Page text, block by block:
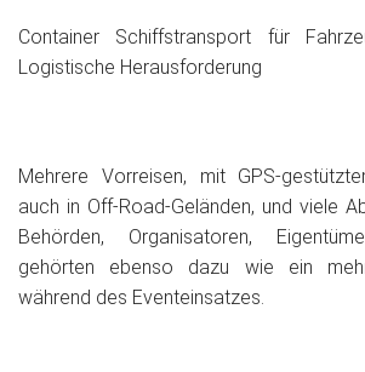
Images : ep Bildergalerien
Ganz speziell
Impressum
Container Schiffstransport für
Logistische Herausforderung
Mehrere Vorreisen, mit GPS-
auch in Off-Road-Geländen, und viele
Behörden, Organisatoren,
gehörten ebenso dazu wie ein
während des Eventeinsatzes.